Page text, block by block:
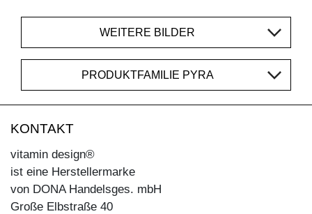
WEITERE BILDER
PRODUKTFAMILIE PYRA
KONTAKT
vitamin design®
ist eine Herstellermarke
von DONA Handelsges. mbH
Große Elbstraße 40